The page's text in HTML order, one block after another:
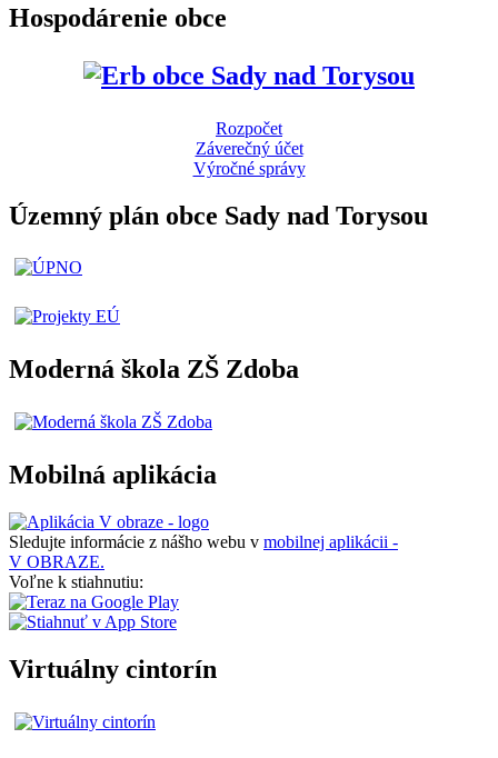
Hospodárenie obce
Rozpočet
Záverečný účet
Výročné správy
Územný plán obce Sady nad Torysou
Moderná škola ZŠ Zdoba
Mobilná aplikácia
Sledujte informácie z nášho webu v mobilnej aplikácii -
V OBRAZE.
Voľne k stiahnutiu:
Virtuálny cintorín